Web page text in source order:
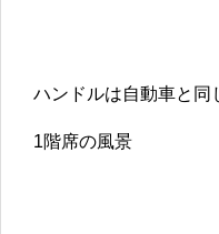
ハンドルは自動車と同
1階席の風景